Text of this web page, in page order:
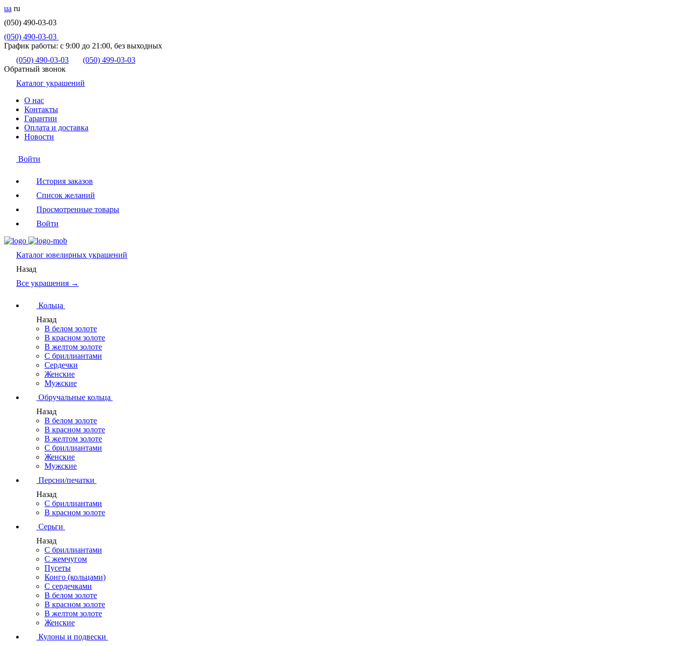
ua ru
(050) 490-03-03
(050) 490-03-03
График работы: с 9:00 до 21:00, без выходных
(050) 490-03-03
(050) 499-03-03
Обратный звонок
Каталог украшений
О нас
Контакты
Гарантии
Оплата и доставка
Новости
Войти
История заказов
Список желаний
Просмотренные товары
Войти
Каталог ювелирных украшений
Назад
Все украшения →
Кольца
Назад
В белом золоте
В красном золоте
В желтом золоте
С бриллиантами
Сердечки
Женские
Мужские
Обручальные кольца
Назад
В белом золоте
В красном золоте
В желтом золоте
С бриллиантами
Женские
Мужские
Персни/печатки
Назад
С бриллиантами
В красном золоте
Серьги
Назад
С бриллиантами
С жемчугом
Пусеты
Конго (кольцами)
С сердечками
В белом золоте
В красном золоте
В желтом золоте
Женские
Кулоны и подвески